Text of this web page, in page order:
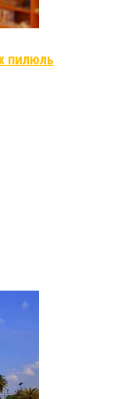
пилюль